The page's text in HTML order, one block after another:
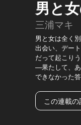
男と
三浦マキ
男と女は全く
出会い、デー
だって起こりう
—果たして、あ
できなかった
この連載